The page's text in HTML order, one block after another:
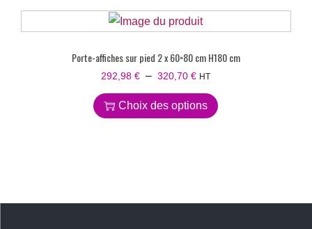
Porte-affiches sur pied 2 x 60×80 cm H180 cm
292,98€ – 320,70€ HT
Choix des options